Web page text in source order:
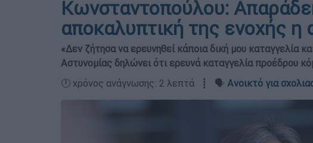
Κωνσταντοπούλου:
αποκαλυπτική της ενοχής
«Δεν ζήτησα να ερευνηθεί κάποια δική μου καταγγελία
Αστυνομίας δηλώνει ότι ερευνά καταγγελία προέδρου
🕛 χρόνος ανάγνωσης: 2 λεπτά ┋ 🗣️ Ανοικτό για